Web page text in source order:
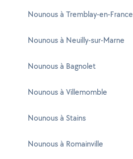
Nounous à Tremblay-en-France
Nounous à Neuilly-sur-Marne
Nounous à Bagnolet
Nounous à Villemomble
Nounous à Stains
Nounous à Romainville